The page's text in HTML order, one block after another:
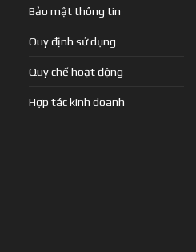
Bảo mật thông tin
Quy định sử dụng
Quy chế hoạt động
Hợp tác kinh doanh